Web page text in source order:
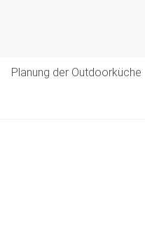
Planung der Outdoorküche